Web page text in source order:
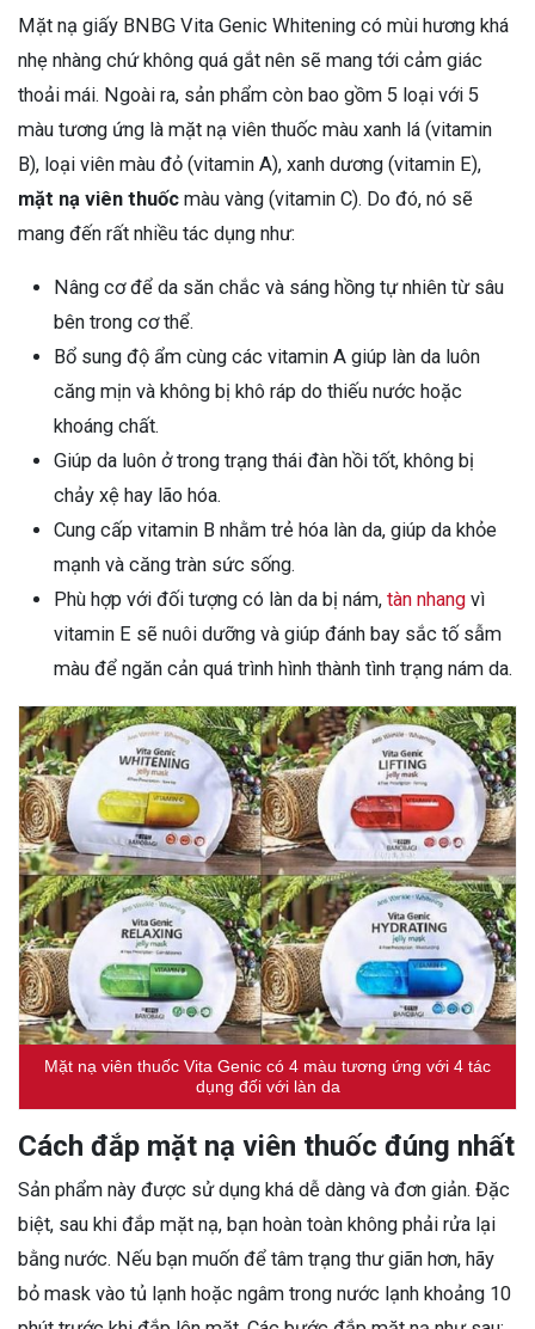
Mặt nạ giấy BNBG Vita Genic Whitening có mùi hương khá
nhẹ nhàng chứ không quá gắt nên sẽ mang tới cảm giác
thoải mái. Ngoài ra, sản phẩm còn bao gồm 5 loại với 5
màu tương ứng là mặt nạ viên thuốc màu xanh lá (vitamin
B), loại viên màu đỏ (vitamin A), xanh dương (vitamin E),
mặt nạ viên thuốc màu vàng (vitamin C). Do đó, nó sẽ
mang đến rất nhiều tác dụng như:
Nâng cơ để da săn chắc và sáng hồng tự nhiên từ sâu
bên trong cơ thể.
Bổ sung độ ẩm cùng các vitamin A giúp làn da luôn
căng mịn và không bị khô ráp do thiếu nước hoặc
khoáng chất.
Giúp da luôn ở trong trạng thái đàn hồi tốt, không bị
chảy xệ hay lão hóa.
Cung cấp vitamin B nhằm trẻ hóa làn da, giúp da khỏe
mạnh và căng tràn sức sống.
Phù hợp với đối tượng có làn da bị nám, tàn nhang vì
vitamin E sẽ nuôi dưỡng và giúp đánh bay sắc tố sẫm
màu để ngăn cản quá trình hình thành tình trạng nám da.
Mặt nạ viên thuốc Vita Genic có 4 màu tương ứng với 4 tác
dụng đối với làn da
Cách đắp mặt nạ viên thuốc đúng nhất
Sản phẩm này được sử dụng khá dễ dàng và đơn giản. Đặc
biệt, sau khi đắp mặt nạ, bạn hoàn toàn không phải rửa lại
bằng nước. Nếu bạn muốn để tâm trạng thư giãn hơn, hãy
bỏ mask vào tủ lạnh hoặc ngâm trong nước lạnh khoảng 10